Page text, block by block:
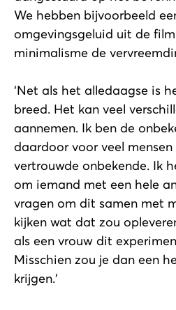
We hebben bijvoorbeeld
omgevingsgeluid uit de
minimalisme de
‘Net als het alledaagse is
breed. Het kan veel
aannemen. Ik ben de
daardoor voor veel
vertrouwde onbekende. Ik
om iemand met een hele
vragen om dit samen met
kijken wat dat zou
als een vrouw dit
Misschien zou je dan een
krijgen.’